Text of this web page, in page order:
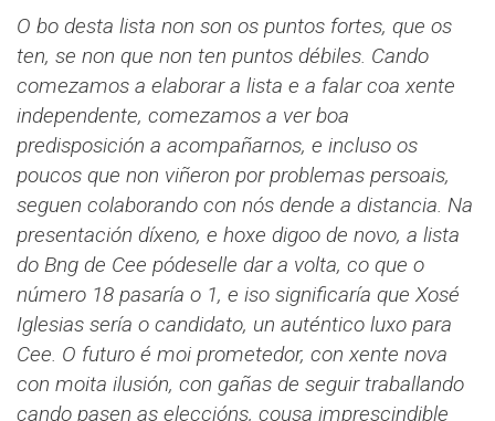
O bo desta lista non son os puntos fortes, que os
ten, se non que non ten puntos débiles. Cando
comezamos a elaborar a lista e a falar coa xente
independente, comezamos a ver boa
predisposición a acompañarnos, e incluso os
poucos que non viñeron por problemas persoais,
seguen colaborando con nós dende a distancia. Na
presentación díxeno, e hoxe digoo de novo, a lista
do Bng de Cee pódeselle dar a volta, co que o
número 18 pasaría o 1, e iso significaría que Xosé
Iglesias sería o candidato, un auténtico luxo para
Cee. O futuro é moi prometedor, con xente nova
con moita ilusión, con gañas de seguir traballando
cando pasen as eleccións, cousa imprescindible